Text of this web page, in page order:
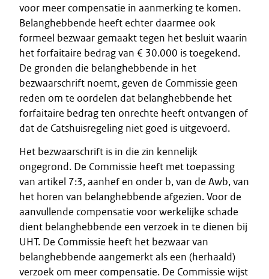
voor meer compensatie in aanmerking te komen.
Belanghebbende heeft echter daarmee ook
formeel bezwaar gemaakt tegen het besluit waarin
het forfaitaire bedrag van € 30.000 is toegekend.
De gronden die belanghebbende in het
bezwaarschrift noemt, geven de Commissie geen
reden om te oordelen dat belanghebbende het
forfaitaire bedrag ten onrechte heeft ontvangen of
dat de Catshuisregeling niet goed is uitgevoerd.
Het bezwaarschrift is in die zin kennelijk
ongegrond. De Commissie heeft met toepassing
van artikel 7:3, aanhef en onder b, van de Awb, van
het horen van belanghebbende afgezien. Voor de
aanvullende compensatie voor werkelijke schade
dient belanghebbende een verzoek in te dienen bij
UHT. De Commissie heeft het bezwaar van
belanghebbende aangemerkt als een (herhaald)
verzoek om meer compensatie. De Commissie wijst